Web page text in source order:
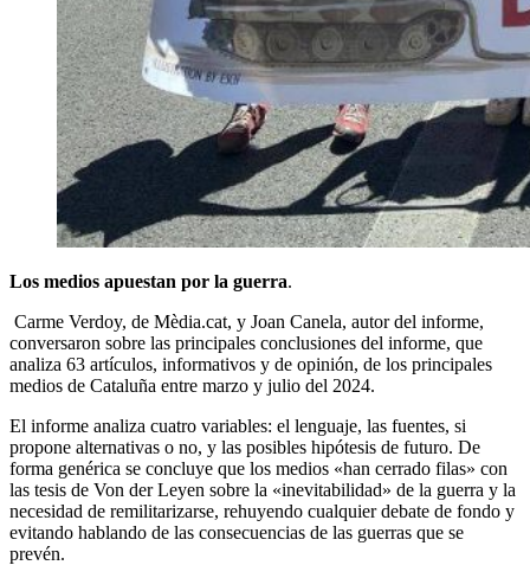
Los medios apuestan por la guerra.
Carme Verdoy, de Mèdia.cat, y Joan Canela, autor del informe,
conversaron sobre las principales conclusiones del informe, que
analiza 63 artículos, informativos y de opinión, de los principales
medios de Cataluña entre marzo y julio del 2024.
El informe analiza cuatro variables: el lenguaje, las fuentes, si
propone alternativas o no, y las posibles hipótesis de futuro. De
forma genérica se concluye que los medios «han cerrado filas» con
las tesis de Von der Leyen sobre la «inevitabilidad» de la guerra y la
necesidad de remilitarizarse, rehuyendo cualquier debate de fondo y
evitando hablando de las consecuencias de las guerras que se
prevén.